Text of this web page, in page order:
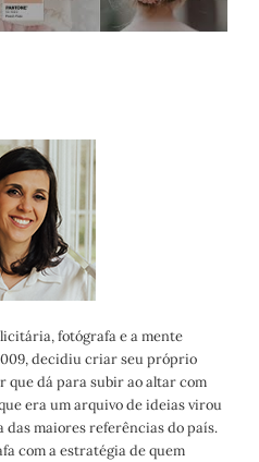
fotógrafa e a mente
decidiu criar seu próprio
que dá para subir ao altar com
era um arquivo de ideias virou
das maiores referências do país.
com a estratégia de quem